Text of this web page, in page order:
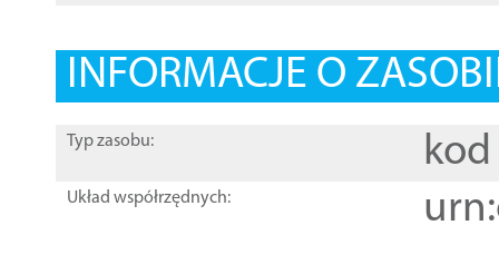
INFORMACJE O
Typ zasobu: kod
Układ współrzędnych: